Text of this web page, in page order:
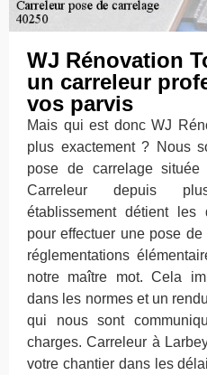
WJ Rénovation
un carreleur
vos parvis
Mais qui est donc WJ
plus exactement ? Nous
pose de carrelage
Carreleur depuis
établissement détient les
pour effectuer une pose
réglementations
notre maître mot. Cela
dans les normes et un
qui nous sont
charges. Carreleur à
votre chantier dans les